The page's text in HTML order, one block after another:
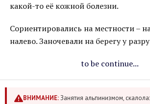
какой-то её кожной болезни.
Сориентировались на местности –
налево. Заночевали на берегу у
to be continue...
ВНИМАНИЕ:Занятия альпинизмом,